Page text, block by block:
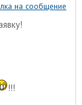
на сообщение
!!!